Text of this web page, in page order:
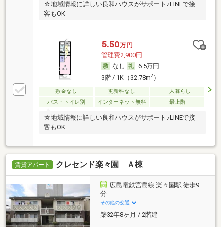
☆地域情報に詳しい良和ハウスがサポート♪LINEで接
客もOK
5.50万円
管理費2,900円
なし
6.5万円
3階 / 1K（32.78m2）
敷金なし 更新料なし
一人暮らし
バス・トイレ別
インターネット無料 最上階
☆地域情報に詳しい良和ハウスがサポート♪LINEで接
客もOK
賃貸アパート クレセンド楽々園 Ａ棟
広島電鉄宮島線 楽々園駅 徒歩9
分
その他の交通
築32年8ヶ月 / 2階建